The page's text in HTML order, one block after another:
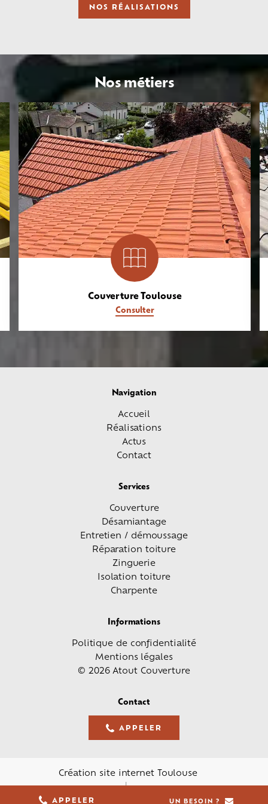
NOS RÉALISATIONS
Nos métiers
Couverture Toulouse
Consulter
Navigation
Accueil
Réalisations
Actus
Contact
Services
Couverture
Désamiantage
Entretien / démoussage
Réparation toiture
Zinguerie
Isolation toiture
Charpente
Informations
Politique de confidentialité
Mentions légales
© 2026 Atout Couverture
Contact
05 61 36 23 68
APPELER
Création site internet Toulouse
05 61 36 23 68
APPELER UN BESOIN ?